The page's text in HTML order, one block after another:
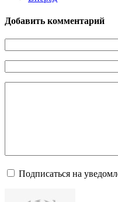
Добавить комментарий
Подписаться на